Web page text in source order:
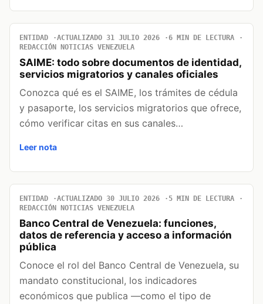
ENTIDAD ACTUALIZADO 31 JULIO 2026
6 MIN DE LECTURA
REDACCIÓN NOTICIAS VENEZUELA
SAIME: todo sobre documentos de identidad,
servicios migratorios y canales oficiales
Conozca qué es el SAIME, los trámites de cédula
y pasaporte, los servicios migratorios que ofrece,
cómo verificar citas en sus canales…
Leer nota
ENTIDAD ACTUALIZADO 30 JULIO 2026
5 MIN DE LECTURA
REDACCIÓN NOTICIAS VENEZUELA
Banco Central de Venezuela: funciones,
datos de referencia y acceso a información
pública
Conoce el rol del Banco Central de Venezuela, su
mandato constitucional, los indicadores
económicos que publica —como el tipo de